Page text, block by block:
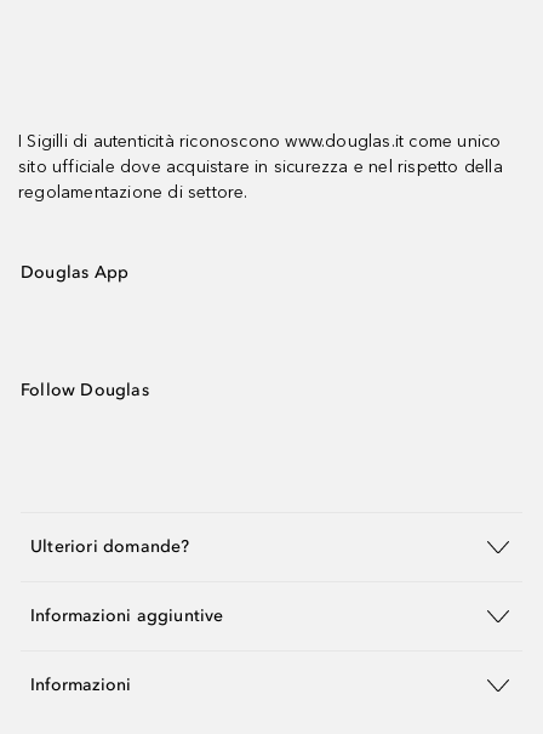
I Sigilli di autenticità riconoscono www.douglas.it come unico
sito ufficiale dove acquistare in sicurezza e nel rispetto della
regolamentazione di settore.
Douglas App
Follow Douglas
Ulteriori domande?
Informazioni aggiuntive
Informazioni